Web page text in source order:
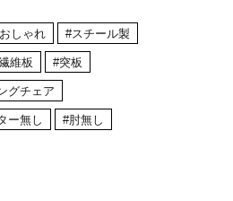
しゃれ #スチール製
維板 #突板
グチェア
ー無し #肘無し